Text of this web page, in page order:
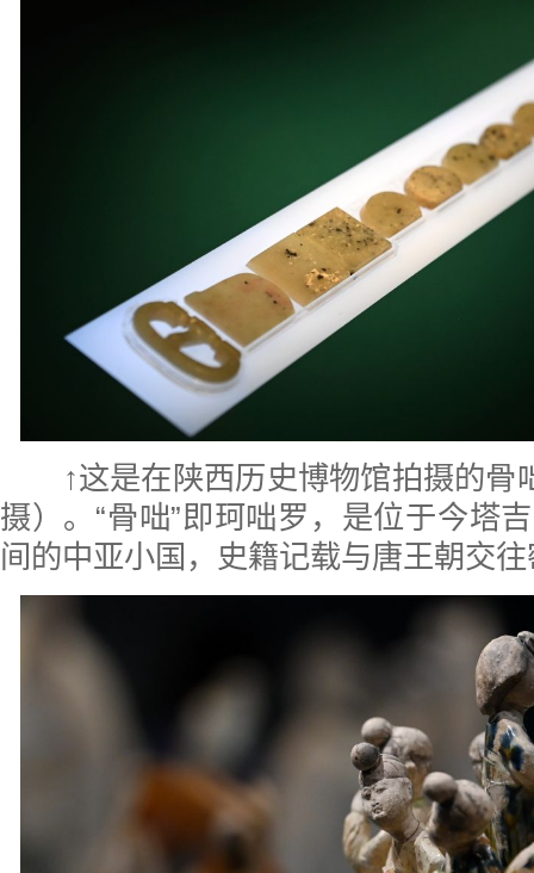
↑这是在陕西历史博物馆拍摄的骨
摄）。“骨咄”即珂咄罗，是位于今塔
间的中亚小国，史籍记载与唐王朝交